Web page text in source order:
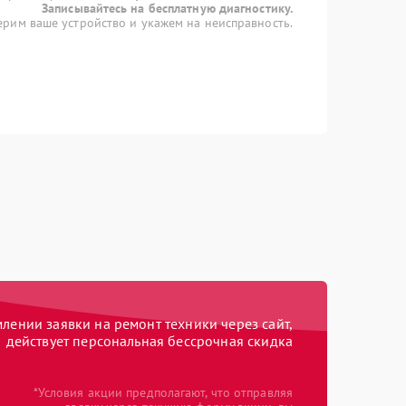
Записывайтесь на бесплатную диагностику.
ваше устройство и укажем на неисправность.
заявки на ремонт техники через сайт,
действует персональная бессрочная скидка
*Условия акции предполагают, что отправляя